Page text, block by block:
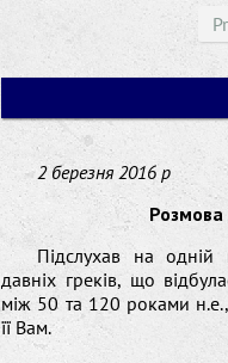
2 березня 2016 р
Розмова
Підслухав на одній
давніх греків, що
між 50 та 120 роками
її Вам.